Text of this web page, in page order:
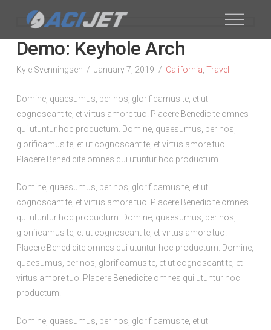
Demo: Keyhole Arch
Kyle Svenningsen January 7, 2019 California ,Travel
Domine, quaesumus, per nos, glorificamus te, et ut
cognoscant te, et virtus amore tuo. Placere Benedicite omnes
qui utuntur hoc productum. Domine, quaesumus, per nos,
glorificamus te, et ut cognoscant te, et virtus amore tuo.
Placere Benedicite omnes qui utuntur hoc productum.
Domine, quaesumus, per nos, glorificamus te, et ut
cognoscant te, et virtus amore tuo. Placere Benedicite omnes
qui utuntur hoc productum. Domine, quaesumus, per nos,
glorificamus te, et ut cognoscant te, et virtus amore tuo.
Placere Benedicite omnes qui utuntur hoc productum. Domine,
quaesumus, per nos, glorificamus te, et ut cognoscant te, et
virtus amore tuo. Placere Benedicite omnes qui utuntur hoc
productum.
Domine, quaesumus, per nos, glorificamus te, et ut